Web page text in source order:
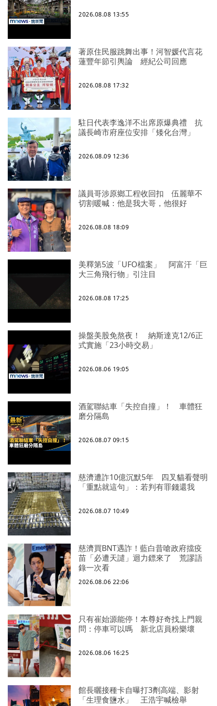
2026.08.08 13:55
著原住民服跳舞出事！河智媛代言花
蓮豐年節引輿論 經紀公司回應
2026.08.08 17:32
駐日代表李逸洋不出席原爆典禮 抗
議長崎市府座位安排「矮化台灣」
2026.08.09 12:36
議員哥涉原鄉工程收回扣 伍麗華不
切割暖喊：他是我大哥，他很好
2026.08.08 18:09
美釋第5波「UFO檔案」 阿富汗「巨
大三角飛行物」引注目
2026.08.08 17:25
操盤美股免熬夜！ 納斯達克12/6正
式實施「23小時交易」
2026.08.06 19:05
酒駕聯結車「失控自撞」！ 車體狂
磨分隔島
2026.08.07 09:15
慈濟遭詐10億沉默5年 四叉貓看聲明
「重點就這句」：若判有罪錢還我
2026.08.07 10:49
慈濟買BNT遇詐！藍白昔嗆政府擋疫
苗「必遭天譴」迴力鏢來了 荒謬語
錄一次看
2026.08.06 22:06
只有崔始源能停！本尊好奇找上門親
問：停車可以嗎 新北店員粉樂壞
2026.08.06 16:25
館長曬接種卡自曝打3劑高端、影射
「生理食鹽水」 王浩宇喊檢舉